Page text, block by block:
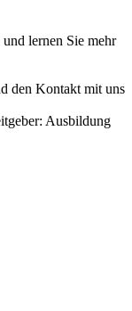
lernen Sie mehr
den Kontakt mit uns
Ausbildung